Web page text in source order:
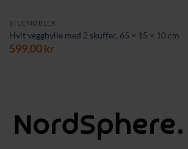
STUEMØBLER
Hvit vegghylle med 2 skuffer, 65 × 15 × 10 cm
599,00kr